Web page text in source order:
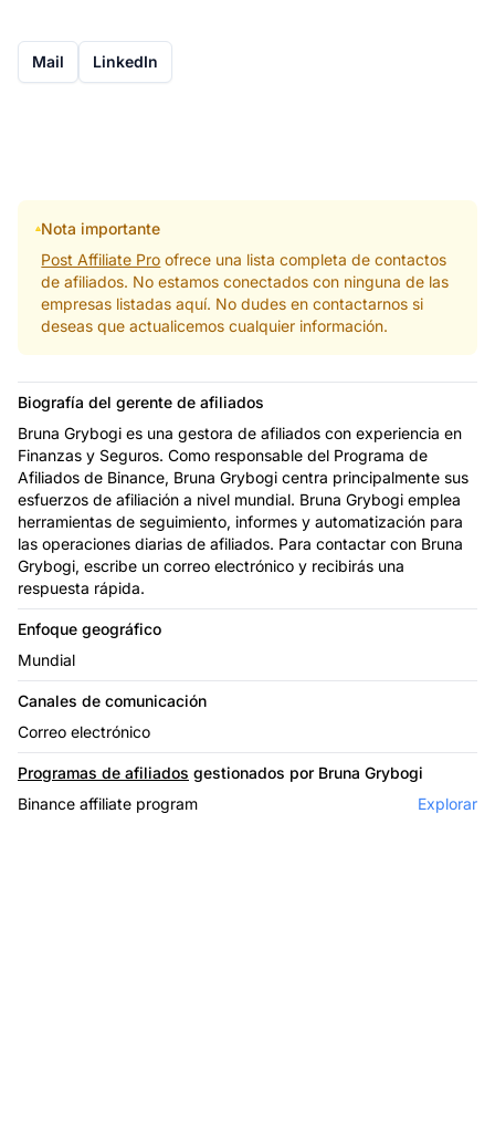
Mail LinkedIn
Nota importante
Post Affiliate Pro ofrece una lista completa de contactos
de afiliados. No estamos conectados con ninguna de las
empresas listadas aquí. No dudes en contactarnos si
deseas que actualicemos cualquier información.
Biografía del gerente de afiliados
Bruna Grybogi es una gestora de afiliados con experiencia en
Finanzas y Seguros. Como responsable del Programa de
Afiliados de Binance, Bruna Grybogi centra principalmente sus
esfuerzos de afiliación a nivel mundial. Bruna Grybogi emplea
herramientas de seguimiento, informes y automatización para
las operaciones diarias de afiliados. Para contactar con Bruna
Grybogi, escribe un correo electrónico y recibirás una
respuesta rápida.
Enfoque geográfico
Mundial
Canales de comunicación
Correo electrónico
Programas de afiliados gestionados por Bruna Grybogi
Binance affiliate program
Explorar